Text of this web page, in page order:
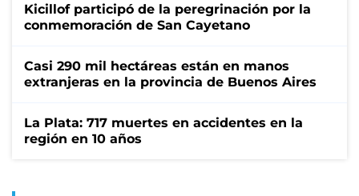
Kicillof participó de la peregrinación por la
conmemoración de San Cayetano
Casi 290 mil hectáreas están en manos
extranjeras en la provincia de Buenos Aires
La Plata: 717 muertes en accidentes en la
región en 10 años